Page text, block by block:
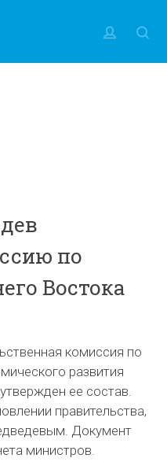
по
Востока
комиссия по
развития
ее состав.
правительства,
Документ
министров.